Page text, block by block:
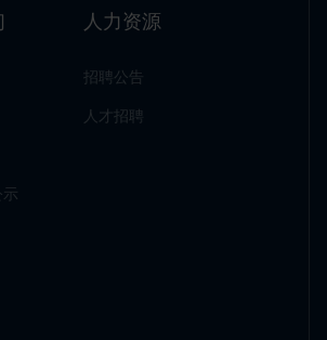
人力资源
招聘公告
人才招聘